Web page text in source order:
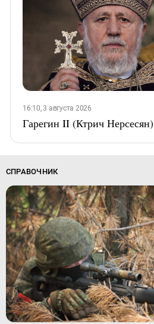
16:10, 3 августа 2026
Гарегин II (Ктрич Нерсесян)
СПРАВОЧНИК